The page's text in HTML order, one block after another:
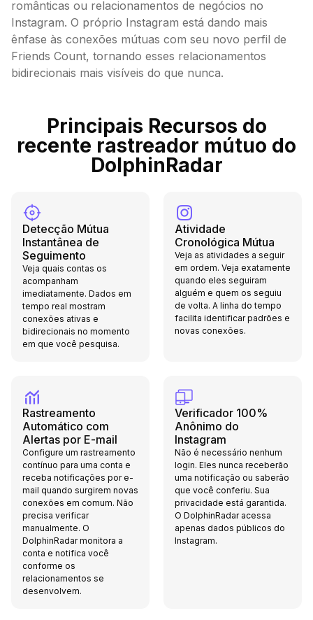
românticas ou relacionamentos de negócios no
Instagram. O próprio Instagram está dando mais
ênfase às conexões mútuas com seu novo perfil de
Friends Count, tornando esses relacionamentos
bidirecionais mais visíveis do que nunca.
Principais Recursos do
recente rastreador mútuo do
DolphinRadar
Detecção Mútua
Instantânea de
Seguimento
Veja quais contas os
acompanham
imediatamente. Dados em
tempo real mostram
conexões ativas e
bidirecionais no momento
em que você pesquisa.
Atividade
Cronológica Mútua
Veja as atividades a seguir
em ordem. Veja exatamente
quando eles seguiram
alguém e quem os seguiu
de volta. A linha do tempo
facilita identificar padrões e
novas conexões.
Rastreamento
Automático com
Alertas por E-mail
Configure um rastreamento
contínuo para uma conta e
receba notificações por e-
mail quando surgirem novas
conexões em comum. Não
precisa verificar
manualmente. O
DolphinRadar monitora a
conta e notifica você
conforme os
relacionamentos se
desenvolvem.
Verificador 100%
Anônimo do
Instagram
Não é necessário nenhum
login. Eles nunca receberão
uma notificação ou saberão
que você conferiu. Sua
privacidade está garantida.
O DolphinRadar acessa
apenas dados públicos do
Instagram.